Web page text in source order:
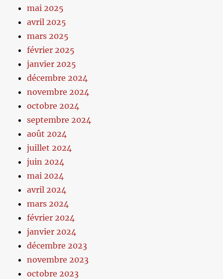
mai 2025
avril 2025
mars 2025
février 2025
janvier 2025
décembre 2024
novembre 2024
octobre 2024
septembre 2024
août 2024
juillet 2024
juin 2024
mai 2024
avril 2024
mars 2024
février 2024
janvier 2024
décembre 2023
novembre 2023
octobre 2023